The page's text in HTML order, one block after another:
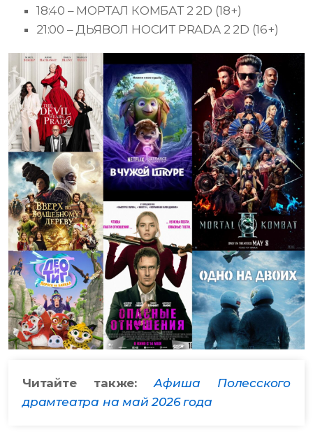
18:40 – МОРТАЛ КОМБАТ 2 2D (18+)
21:00 – ДЬЯВОЛ НОСИТ PRADA 2 2D (16+)
Читайте также:Афиша Полесского
драмтеатра на май 2026 года